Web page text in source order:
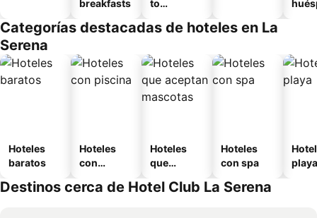
breakfasts
to
o
Categorías destacadas de hoteles en La
Serena
Hoteles
baratos
Hoteles
con
Hoteles
que
mascotas
Hoteles
con spa
playa
Destinos cerca de Hotel Club La Serena